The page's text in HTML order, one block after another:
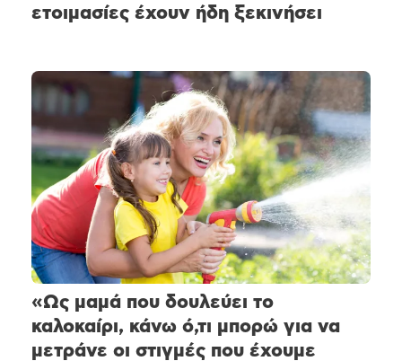
ετοιμασίες έχουν ήδη ξεκινήσει
«Ως μαμά που δουλεύει το
καλοκαίρι, κάνω ό,τι μπορώ για να
μετράνε οι στιγμές που έχουμε